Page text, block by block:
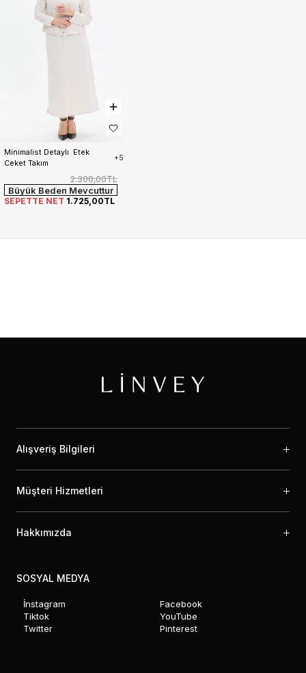
Minimalist Detaylı  Etek
Ceket Takım
+5
2.300,00TL
Büyük Beden Mevcuttur
SEPETTE NET 1.725,00TL
Alışveriş Bilgileri
Müşteri Hizmetleri
Hakkımızda
SOSYAL MEDYA
İnstagram
Facebook
Tiktok
YouTube
Twitter
Pinterest